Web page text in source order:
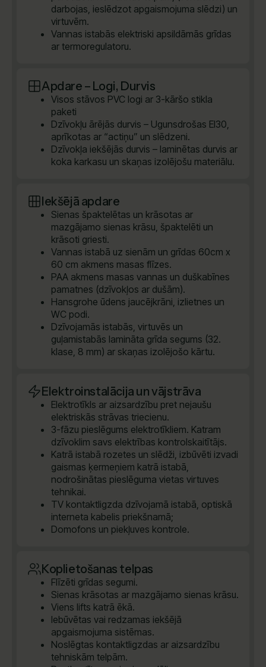
darbojas, ieslēdzot apgaismojuma slēdzi) un
virtuvēm.
Vannas istabās elektriski apsildāmās grīdas
ar termoregulatoru.
Apdare – Logi, Durvis
Visos stāvos PVC logi ar 3-kāršo stikla
paketi
Dzīvokļu ārējās durvis – Ugunsdrošas EI30,
aprīkotas ar “actiņu” un slēdzeni.
Dzīvokļa iekšējās durvis – laminētas durvis ar
koka karkasu un skaņas izolējošu materiālu.
Iekšējā apdare
Sienas špaktelētas un krāsotas ar
mazgājamo sienas krāsu, špaktelēti un
krāsoti griesti.
Vannas istabā uz sienām un grīdas 60cm x
60 cm akmens masas flīzes.
PAA akmens masas vannas un duškabīnes
pamatnes (dzīvokļos ar dušām).
Hansgrohe ūdens jaucējkrāni, izlietnes un
WC podi.
Dzīvojamās istabās, virtuvēs un
guļamistabās lamināta grīda segums (32.
klase, 8 mm) ar skaņas izolējošo kārtu.
Elektroinstalācija un vājstrāva
Elektrotīkls ar aizsardzību pret nejaušu
elektriskās strāvas triecienu.
3-fāzu pieslēgums elektrotīkliem. Katram
dzīvoklim savs elektrības kontrolskaitītājs.
Katrā istabā rozetes un slēdži, izbūvēti izvadi
gaismas ķermeņiem katrā istabā,
nodrošinātas pieslēguma vietas virtuves
tehnikai.
TV kontaktligzda dzīvojamā istabā, optiskā
interneta kabelis priekšnamā;
Domofons un piekļuves kontrole.
Koplietošanas telpas
Flīzēti grīdas segumi.
Sienas krāsotas ar mazgājamo sienas krāsu.
Viens lifts katrā ēkā.
Iebūvētas vai redzamas iekšējā
apgaismojuma sistēmas.
Noslēgtas kontaktligzdas ar aizsardzību
tehniskām telpām.